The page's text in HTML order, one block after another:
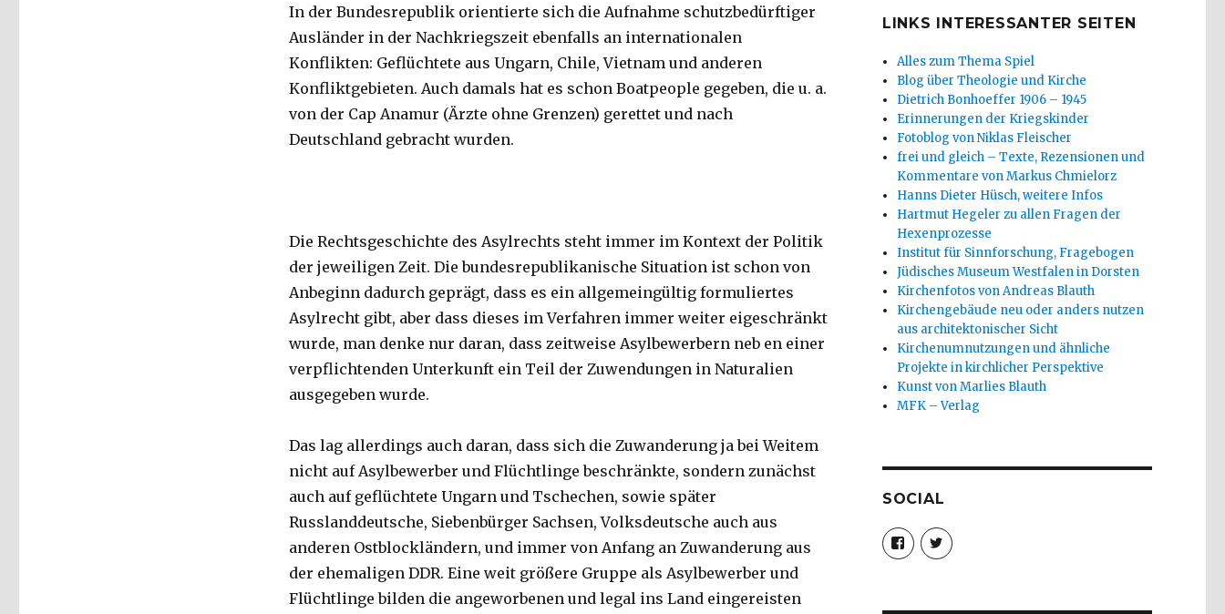
In der Bundesrepublik orientierte sich die Aufnahme schutzbedürftiger
Ausländer in der Nachkriegszeit ebenfalls an internationalen
Konflikten: Geflüchtete aus Ungarn, Chile, Vietnam und anderen
Konfliktgebieten. Auch damals hat es schon Boatpeople gegeben, die u. a.
von der Cap Anamur (Ärzte ohne Grenzen) gerettet und nach
Deutschland gebracht wurden.
Die Rechtsgeschichte des Asylrechts steht immer im Kontext der Politik
der jeweiligen Zeit. Die bundesrepublikanische Situation ist schon von
Anbeginn dadurch geprägt, dass es ein allgemeingültig formuliertes
Asylrecht gibt, aber dass dieses im Verfahren immer weiter eigeschränkt
wurde, man denke nur daran, dass zeitweise Asylbewerbern neb en einer
verpflichtenden Unterkunft ein Teil der Zuwendungen in Naturalien
ausgegeben wurde.
Das lag allerdings auch daran, dass sich die Zuwanderung ja bei Weitem
nicht auf Asylbewerber und Flüchtlinge beschränkte, sondern zunächst
auch auf geflüchtete Ungarn und Tschechen, sowie später
Russlanddeutsche, Siebenbürger Sachsen, Volksdeutsche auch aus
anderen Ostblockländern, und immer von Anfang an Zuwanderung aus
der ehemaligen DDR. Eine weit größere Gruppe als Asylbewerber und
Flüchtlinge bilden die angeworbenen und legal ins Land eingereisten
LINKS INTERESSANTER SEITEN
Alles zum Thema Spiel
Blog über Theologie und Kirche
Dietrich Bonhoeffer 1906 – 1945
Erinnerungen der Kriegskinder
Fotoblog von Niklas Fleischer
frei und gleich – Texte, Rezensionen und
Kommentare von Markus Chmielorz
Hanns Dieter Hüsch, weitere Infos
Hartmut Hegeler zu allen Fragen der
Hexenprozesse
Institut für Sinnforschung, Fragebogen
Jüdisches Museum Westfalen in Dorsten
Kirchenfotos von Andreas Blauth
Kirchengebäude neu oder anders nutzen
aus architektonischer Sicht
Kirchenumnutzungen und ähnliche
Projekte in kirchlicher Perspektive
Kunst von Marlies Blauth
MFK – Verlag
SOCIAL
Profil
von
christoph.fleischer1
anzeigen
Profil
von
anzeigen